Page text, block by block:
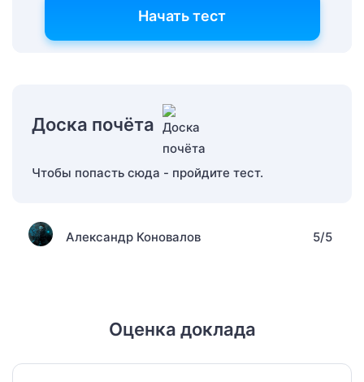
Начать тест
Доска почёта
Чтобы попасть сюда - пройдите тест.
Александр Коновалов 5/5
Оценка доклада